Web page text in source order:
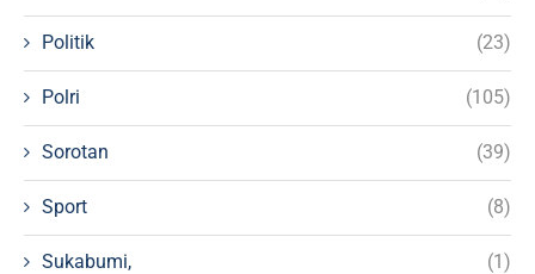
Politik (23)
Polri (105)
Sorotan (39)
Sport (8)
Sukabumi, (1)